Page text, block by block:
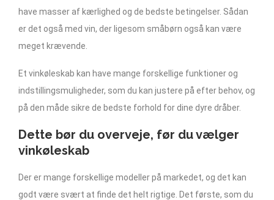
have masser af kærlighed og de bedste betingelser. Sådan
er det også med vin, der ligesom småbørn også kan være
meget krævende.
Et vinkøleskab kan have mange forskellige funktioner og
indstillingsmuligheder, som du kan justere på efter behov, og
på den måde sikre de bedste forhold for dine dyre dråber.
Dette bør du overveje, før du vælger
vinkøleskab
Der er mange forskellige modeller på markedet, og det kan
godt være svært at finde det helt rigtige. Det første, som du